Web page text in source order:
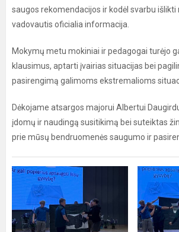
saugos rekomendacijos ir kodėl svarbu išlikti
vadovautis oficialia informacija.
Mokymų metu mokiniai ir pedagogai turėjo
klausimus, aptarti įvairias situacijas bei
pasirengimą galimoms ekstremalioms
Dėkojame atsargos majorui Albertui
įdomų ir naudingą susitikimą bei suteiktas
prie mūsų bendruomenės saugumo ir